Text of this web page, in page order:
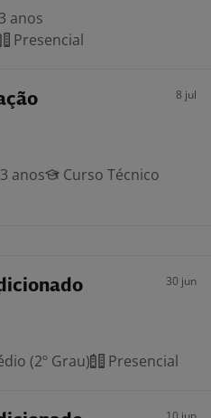
anos
Presencial
8 jul
anos
Curso Técnico
30 jun
(2º Grau) Presencial